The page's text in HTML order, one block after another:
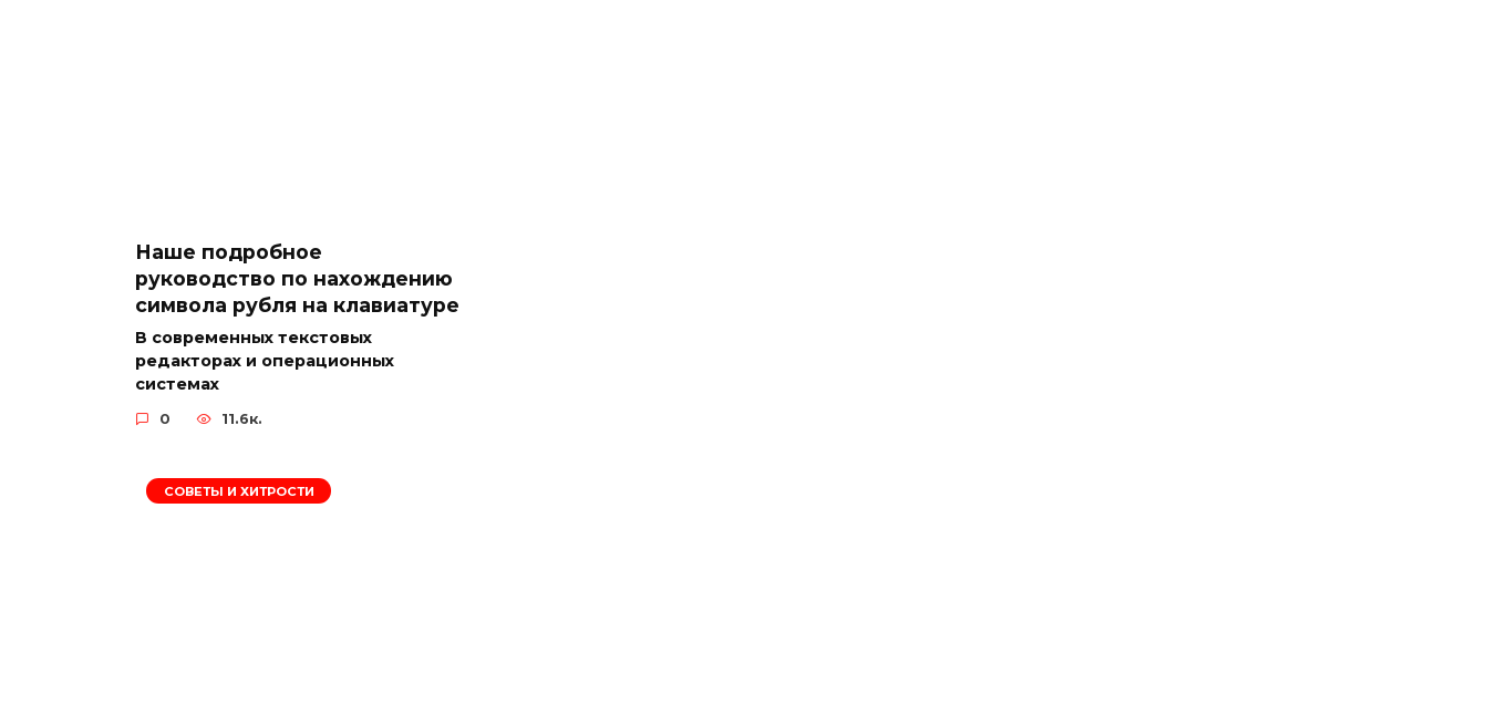
Наше подробное
руководство по нахождению
символа рубля на клавиатуре
В современных текстовых
редакторах и операционных
системах
0 11.6к.
СОВЕТЫ И ХИТРОСТИ